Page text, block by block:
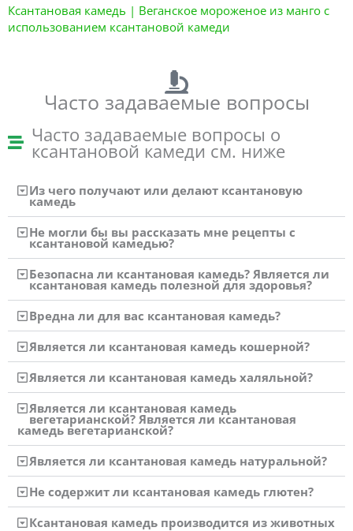
Ксантановая камедь | Веганское мороженое из манго с
использованием ксантановой камеди
Часто задаваемые вопросы
Часто задаваемые вопросы о
ксантановой камеди см. ниже
Из чего получают или делают ксантановую
камедь
Не могли бы вы рассказать мне рецепты с
ксантановой камедью?
Безопасна ли ксантановая камедь? Является ли
ксантановая камедь полезной для здоровья?
Вредна ли для вас ксантановая камедь?
Является ли ксантановая камедь кошерной?
Является ли ксантановая камедь халяльной?
Является ли ксантановая камедь
вегетарианской? Является ли ксантановая
камедь вегетарианской?
Является ли ксантановая камедь натуральной?
Не содержит ли ксантановая камедь глютен?
Ксантановая камедь производится из животных